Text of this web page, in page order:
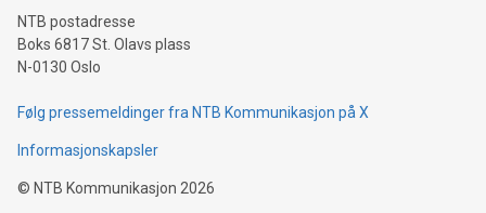
NTB postadresse
Boks 6817 St. Olavs plass
N-0130 Oslo
Følg pressemeldinger fra NTB Kommunikasjon på X
Informasjonskapsler
© NTB Kommunikasjon 2026